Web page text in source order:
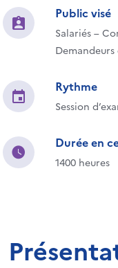
Public visé
Salariés –
Demandeurs
Rythme
Session
Durée en
1400 heures